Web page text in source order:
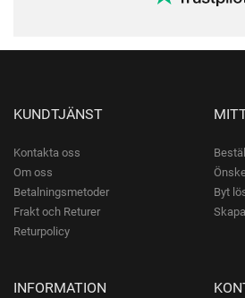
KUNDTJÄNST
Kontakta oss
Om oss
Betalningsmetoder
Frakt och Returer
Returpolicy
Byt
INFORMATION